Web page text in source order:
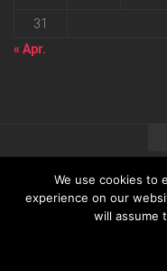
31
« Apr.
2026 progressmedia
We use cookies to
experience on our
will assume